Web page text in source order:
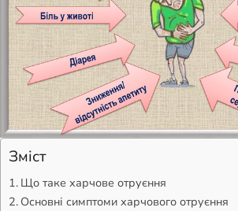
Зміст
Що таке харчове отруєння
Основні симптоми харчового отруєння